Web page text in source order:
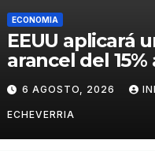
ECONOMIA
EEUU aplicará
arancel del 15%
productos con
polisilicio para
frenar el avance
China
6 AGOSTO, 2026
ECHEVERRIA